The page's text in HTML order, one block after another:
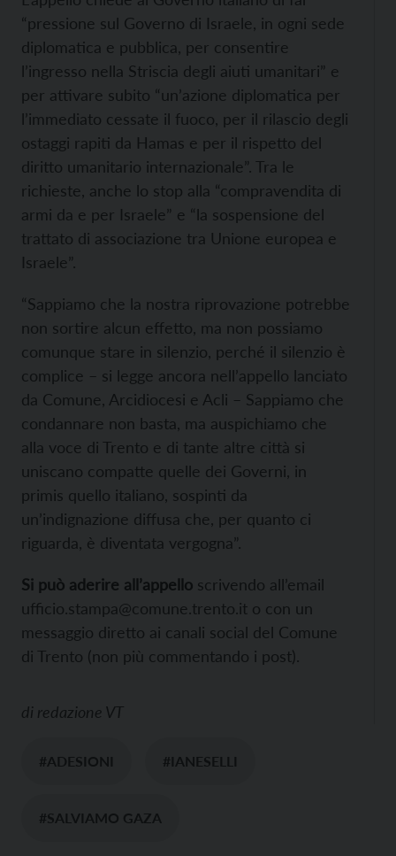
“pressione sul Governo di Israele, in ogni sede
diplomatica e pubblica, per consentire
l’ingresso nella Striscia degli aiuti umanitari” e
per attivare subito “un’azione diplomatica per
l’immediato cessate il fuoco, per il rilascio degli
ostaggi rapiti da Hamas e per il rispetto del
diritto umanitario internazionale”. Tra le
richieste, anche lo stop alla “compravendita di
armi da e per Israele” e “la sospensione del
trattato di associazione tra Unione europea e
Israele”.
“Sappiamo che la nostra riprovazione potrebbe
non sortire alcun effetto, ma non possiamo
comunque stare in silenzio, perché il silenzio è
complice – si legge ancora nell’appello lanciato
da Comune, Arcidiocesi e Acli – Sappiamo che
condannare non basta, ma auspichiamo che
alla voce di Trento e di tante altre città si
uniscano compatte quelle dei Governi, in
primis quello italiano, sospinti da
un’indignazione diffusa che, per quanto ci
riguarda, è diventata vergogna”.
Si può aderire all’appello scrivendo all’email
ufficio.stampa@comune.trento.it o con un
messaggio diretto ai canali social del Comune
di Trento (non più commentando i post).
di redazione VT
#ADESIONI #IANESELLI
#SALVIAMO GAZA